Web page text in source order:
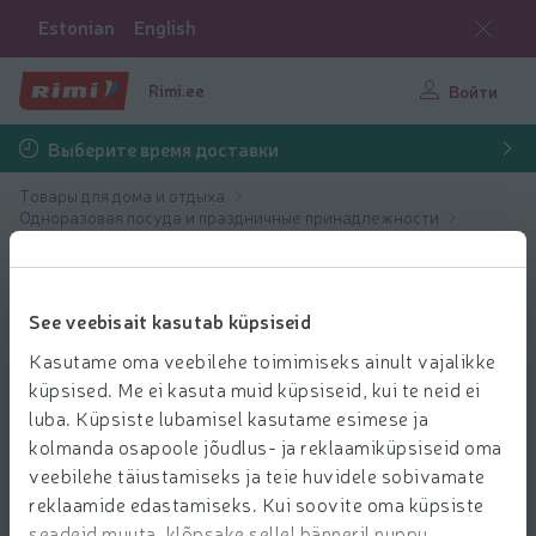
See veebisait kasutab küpsiseid
Kasutame oma veebilehe toimimiseks ainult vajalikke
küpsised. Me ei kasuta muid küpsiseid, kui te neid ei
luba. Küpsiste lubamisel kasutame esimese ja
kolmanda osapoole jõudlus- ja reklaamiküpsiseid oma
veebilehe täiustamiseks ja teie huvidele sobivamate
reklaamide edastamiseks. Kui soovite oma küpsiste
Estonian English
Rimi.ee Войти
Выберите время доставки
Товары для дома и отдыха
Одноразовая посуда и праздничные принадлежности
Украшения, надувные шарики